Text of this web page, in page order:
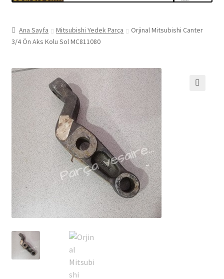
Ana Sayfa Mitsubishi Yedek Parça
Orjinal Mitsubishi Canter
3/4 Ön Aks Kolu Sol MC811080